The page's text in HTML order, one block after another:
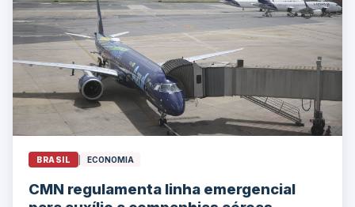
BRASIL ECONOMIA
CMN regulamenta linha emergencial